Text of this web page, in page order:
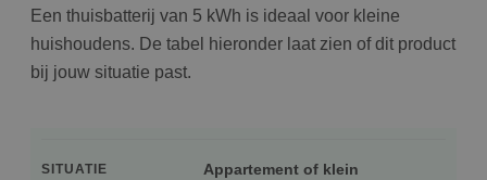
Een thuisbatterij van 5 kWh is ideaal voor kleine
huishoudens. De tabel hieronder laat zien of dit product
bij jouw situatie past.
SITUATIE
Appartement of klein